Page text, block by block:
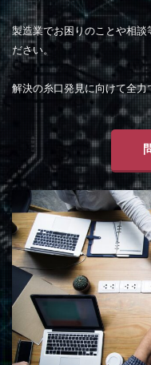
製造業でお困りのことや相
ださい。
解決の糸口発見に向けて全力